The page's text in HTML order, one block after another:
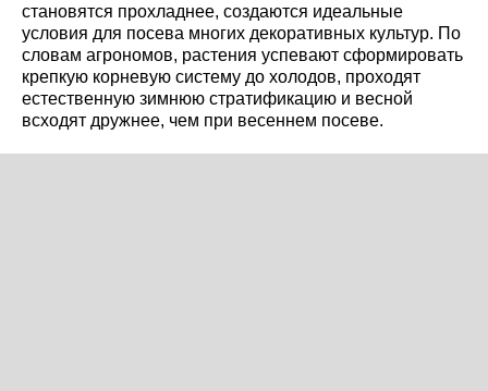
становятся прохладнее, создаются идеальные
условия для посева многих декоративных культур. По
словам агрономов, растения успевают сформировать
крепкую корневую систему до холодов, проходят
естественную зимнюю стратификацию и весной
всходят дружнее, чем при весеннем посеве.